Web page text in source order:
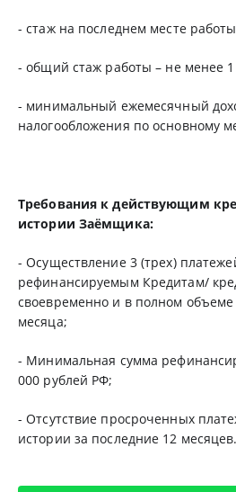
- стаж на последнем месте
- общий стаж работы – не менее 1
- минимальный ежемесячный
налогообложения по основному
Требования к действующим
истории Заёмщика:
- Осуществление 3 (трех)
рефинансируемым Кредитам/
своевременно и в полном объеме
месяца;
- Минимальная сумма
000 рублей РФ;
- Отсутствие просроченных
истории за последние 12 месяцев.